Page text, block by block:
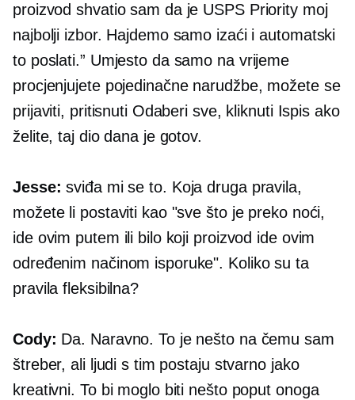
proizvod shvatio sam da je USPS Priority moj
najbolji izbor. Hajdemo samo izaći i automatski
to poslati.” Umjesto da samo na vrijeme
procjenjujete pojedinačne narudžbe, možete se
prijaviti, pritisnuti Odaberi sve, kliknuti Ispis ako
želite, taj dio dana je gotov.
Jesse: sviđa mi se to. Koja druga pravila,
možete li postaviti kao "sve što je preko noći,
ide ovim putem ili bilo koji proizvod ide ovim
određenim načinom isporuke". Koliko su ta
pravila fleksibilna?
Cody: Da. Naravno. To je nešto na čemu sam
štreber, ali ljudi s tim postaju stvarno jako
kreativni. To bi moglo biti nešto poput onoga